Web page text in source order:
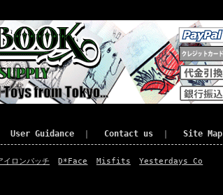
User Guidance Contact us Site Map
イロンパッチ D*Face Misfits
Yesterdays Co